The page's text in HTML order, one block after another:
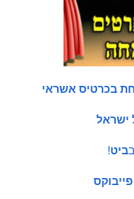
בכרטיס אשראי
ישראל
ביט!
פייבוקס